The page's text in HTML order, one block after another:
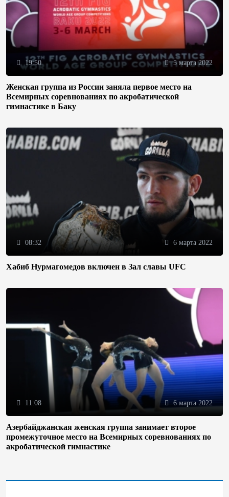
19:50 5 марта 2022
Женская группа из России заняла первое место на
Всемирных соревнованиях по акробатической
гимнастике в Баку
08:32 6 марта 2022
Хабиб Нурмагомедов включен в Зал славы UFC
11:08 6 марта 2022
Азербайджанская женская группа занимает второе
промежуточное место на Всемирных соревнованиях по
акробатической гимнастике